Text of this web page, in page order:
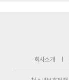
회사소개